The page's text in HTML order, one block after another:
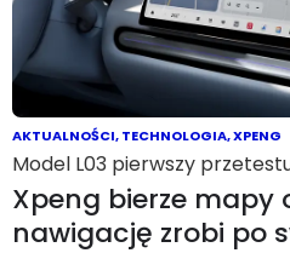
AKTUALNOŚCI,TECHNOLOGIA,XPENG
Model L03 pierwszy
Xpeng bierze mapy
nawigację zrobi po